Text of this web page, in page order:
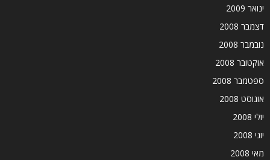
ינואר 2009
דצמבר 2008
נובמבר 2008
אוקטובר 2008
ספטמבר 2008
אוגוסט 2008
יולי 2008
יוני 2008
מאי 2008